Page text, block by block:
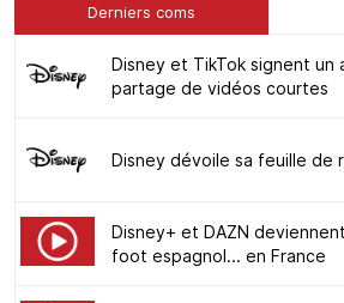
Derniers coms
Disney et TikTok signent un
partage de vidéos courtes
Disney dévoile sa feuille de
Disney+ et DAZN
foot espagnol... en France